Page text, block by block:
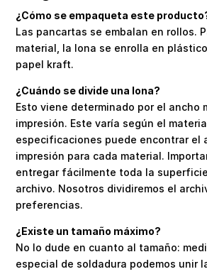
¿Cómo se empaqueta este
Las pancartas se embalan en rollos.
material, la lona se enrolla en
papel kraft.
¿Cuándo se divide una lona?
Esto viene determinado por el ancho
impresión. Este varía según el
especificaciones puede encontrar el
impresión para cada material.
entregar fácilmente toda la
archivo. Nosotros dividiremos el
preferencias.
¿Existe un tamaño máximo?
No lo dude en cuanto al tamaño:
especial de soldadura podemos unir